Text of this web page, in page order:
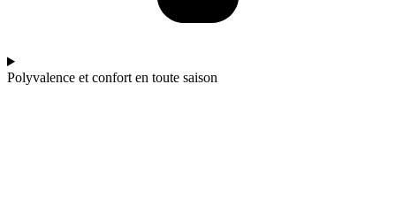
Polyvalence et confort en toute saison